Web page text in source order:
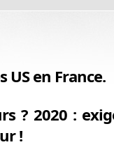
en France.
? 2020 :
!